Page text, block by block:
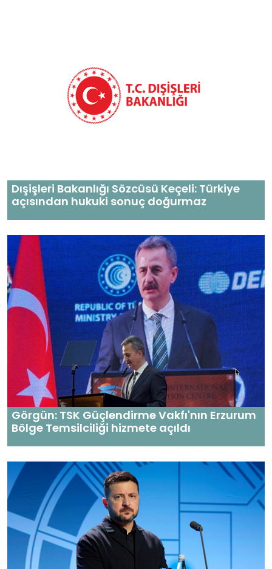
Dışişleri Bakanlığı Sözcüsü Keçeli: Türkiye
açısından hukuki sonuç doğurmaz
Görgün: TSK Güçlendirme Vakfı'nın Erzurum
Bölge Temsilciliği hizmete açıldı